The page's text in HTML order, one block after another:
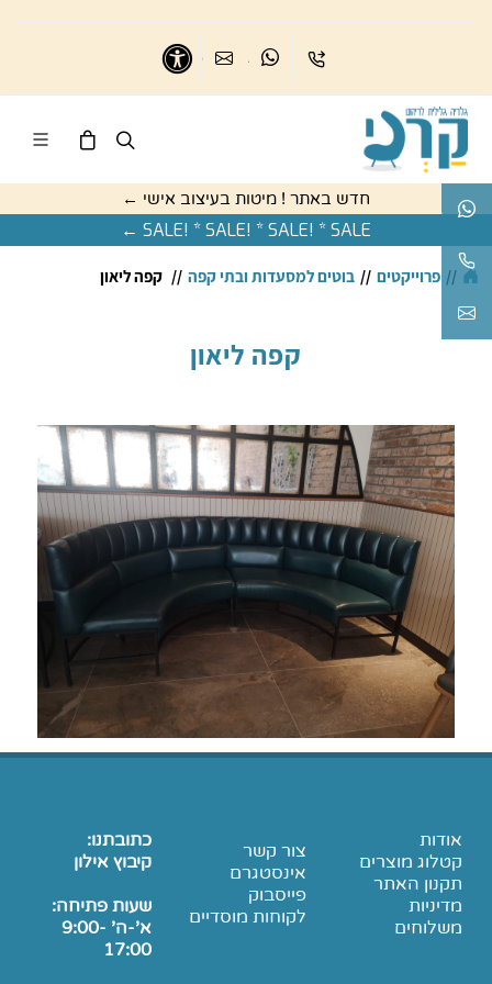
נשמח לדברבואו נדברכיתבו לנו
בואו נדברחדש באתר ! מיטות בעיצוב אישי ←
SALE! * SALE! * SALE! * SALE ←
// פרוייקטים // בוטים למסעדות ובתי קפה // קפה ליאון
קפה ליאון
אודות
קטלוג מוצרים
תקנון האתר
מדיניות
משלוחים
צור קשר
אינסטגרם
פייסבוק
לקוחות מוסדיים
כתובתנו:
קיבוץ אילון
שעות פתיחה:
א'-ה' 9:00-
17:00